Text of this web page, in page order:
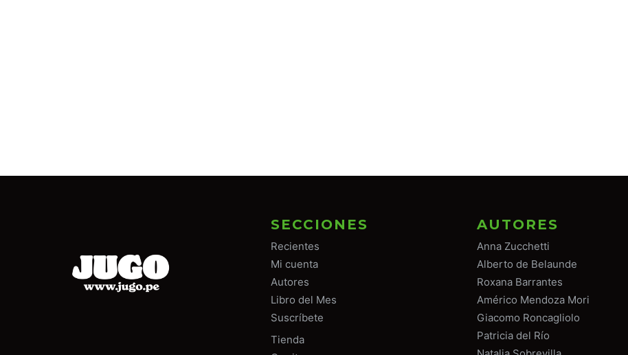
SECCIONES
Recientes
Mi cuenta
Autores
Libro del Mes
Suscríbete
Tienda
AUTORES
Anna Zucchetti
Alberto de Belaunde
Roxana Barrantes
Américo Mendoza Mori
Giacomo Roncagliolo
Patricia del Río